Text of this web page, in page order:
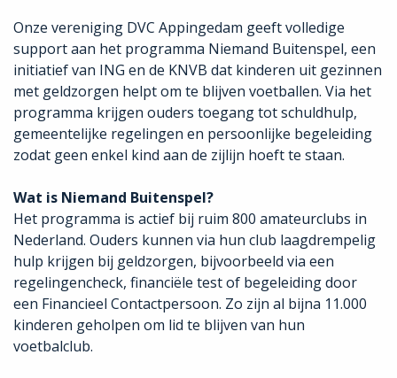
Onze vereniging DVC Appingedam geeft volledige
support aan het programma Niemand Buitenspel, een
initiatief van ING en de KNVB dat kinderen uit gezinnen
met geldzorgen helpt om te blijven voetballen. Via het
programma krijgen ouders toegang tot schuldhulp,
gemeentelijke regelingen en persoonlijke begeleiding
zodat geen enkel kind aan de zijlijn hoeft te staan.
Wat is Niemand Buitenspel?
Het programma is actief bij ruim 800 amateurclubs in
Nederland. Ouders kunnen via hun club laagdrempelig
hulp krijgen bij geldzorgen, bijvoorbeeld via een
regelingencheck, financiële test of begeleiding door
een Financieel Contactpersoon. Zo zijn al bijna 11.000
kinderen geholpen om lid te blijven van hun
voetbalclub.